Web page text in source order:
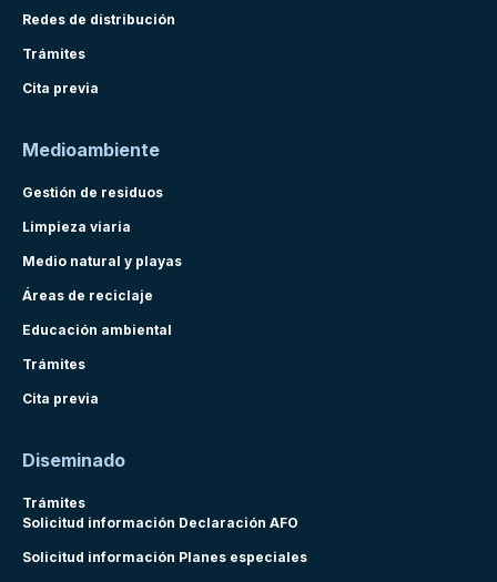
Redes de distribución
Trámites
Cita previa
Medioambiente
Gestión de residuos
Limpieza viaria
Medio natural y playas
Áreas de reciclaje
Educación ambiental
Trámites
Cita previa
Diseminado
Trámites
Solicitud información Declaración AFO
Solicitud información Planes especiales